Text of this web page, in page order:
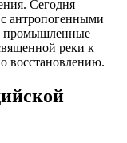
Сегодня
с антропогенными
промышленные
реки к
восстановлению.